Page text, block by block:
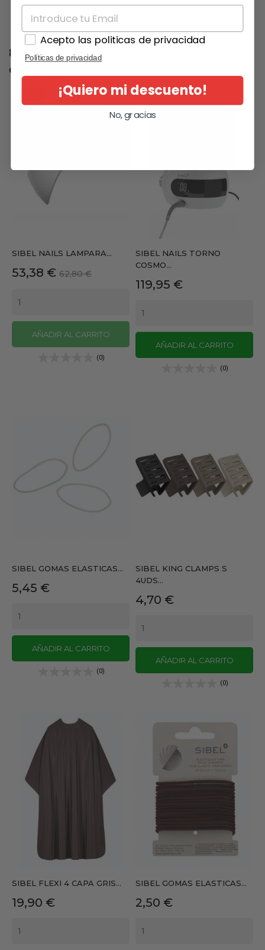
8 otros productos en la misma
categoría:
SIBEL NAILS LAMPARA...
Precio
53,38 € Precio
62,80 €
AÑADIR AL CARRITO
(0)
SIBEL NAILS TORNO
COSMO...
Precio
119,95 €
AÑADIR AL CARRITO
(0)
SIBEL GOMAS ELASTICAS...
Precio
5,45 €
AÑADIR AL CARRITO
(0)
SIBEL KING CLAMPS S
4UDS...
Precio
4,70 €
AÑADIR AL CARRITO
(0)
SIBEL FLEXI 4 CAPA GRIS...
Precio
19,90 €
SIBEL GOMAS ELASTICAS...
Precio
2,50 €
Acepto las politicas de privacidad
Políticas de privacidad
¡Quiero mi descuento!
No, gracias